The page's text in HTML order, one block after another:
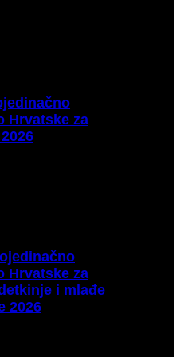
Hrvatske za
Hrvatske za
i mlađe
2026